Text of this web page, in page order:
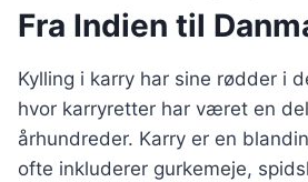
Fra Indien til
Kylling i karry har sine rødder i
hvor karryretter har været en
århundreder. Karry er en
ofte inkluderer gurkemeje,